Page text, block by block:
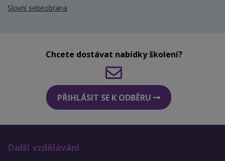
Slovní sebeobrana
Chcete dostávat nabídky školení?
PŘIHLÁSIT SE K ODBĚRU
Další vzdělávání